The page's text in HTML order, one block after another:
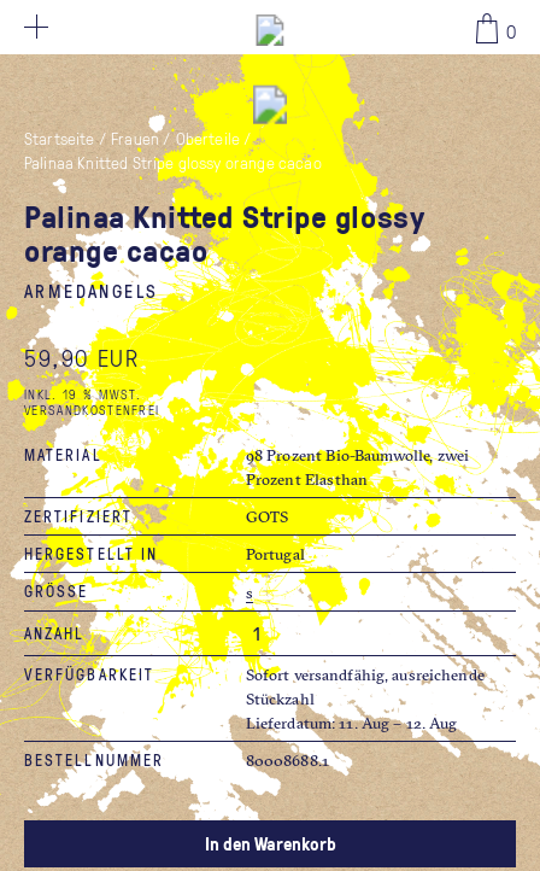
0
59,90 EUR
Startseite/ Frauen/ Oberteile/
Palinaa Knitted Stripe glossy orange cacao
Palinaa Knitted Stripe glossy
orange cacao
ARMEDANGELS
59,90 EUR
INKL. 19 % MWST.
VERSANDKOSTENFREI
MATERIAL
98 Prozent Bio-Baumwolle, zwei
Prozent Elasthan
ZERTIFIZIERT GOTS
HERGESTELLT IN Portugal
GRÖSSE s
ANZAHL
VERFÜGBARKEIT
Sofort versandfähig, ausreichende
Stückzahl
Lieferdatum: 11. Aug – 12. Aug
BESTELLNUMMER 80008688.1